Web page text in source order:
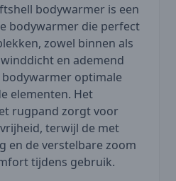
bodywarmer is een
bodywarmer die perfect
zowel binnen als
en ademend
optimale
elementen. Het
rugpand zorgt voor
terwijl de met
en de verstelbare zoom
tijdens gebruik.